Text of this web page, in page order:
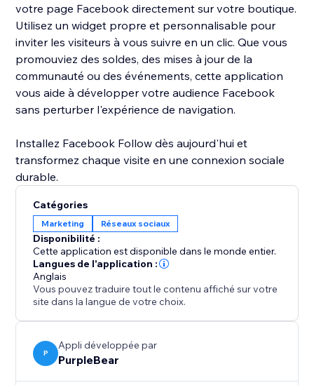
votre page Facebook directement sur votre boutique.
Utilisez un widget propre et personnalisable pour
inviter les visiteurs à vous suivre en un clic. Que vous
promouviez des soldes, des mises à jour de la
communauté ou des événements, cette application
vous aide à développer votre audience Facebook
sans perturber l'expérience de navigation.
Installez Facebook Follow dès aujourd'hui et
transformez chaque visite en une connexion sociale
durable.
Catégories
Marketing Réseaux sociaux
Disponibilité :
Cette application est disponible dans le monde entier.
Langues de l'application :
Anglais
Vous pouvez traduire tout le contenu affiché sur votre
site dans la langue de votre choix.
P
Appli développée par
PurpleBear